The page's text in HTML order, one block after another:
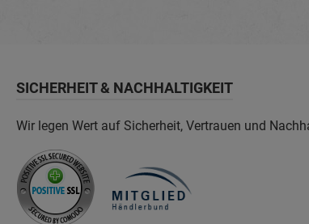
SICHERHEIT & NACHHALTIGKEIT
Wir legen Wert auf Sicherheit, Vertrauen und